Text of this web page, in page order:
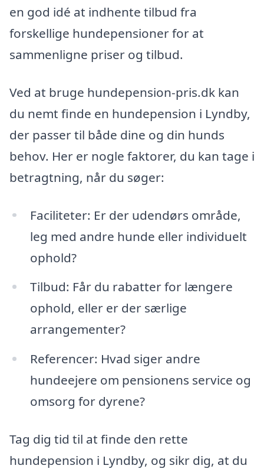
en god idé at indhente tilbud fra
forskellige hundepensioner for at
sammenligne priser og tilbud.
Ved at bruge hundepension-pris.dk kan
du nemt finde en hundepension i Lyndby,
der passer til både dine og din hunds
behov. Her er nogle faktorer, du kan tage i
betragtning, når du søger:
Faciliteter: Er der udendørs område,
leg med andre hunde eller individuelt
ophold?
Tilbud: Får du rabatter for længere
ophold, eller er der særlige
arrangementer?
Referencer: Hvad siger andre
hundeejere om pensionens service og
omsorg for dyrene?
Tag dig tid til at finde den rette
hundepension i Lyndby, og sikr dig, at du